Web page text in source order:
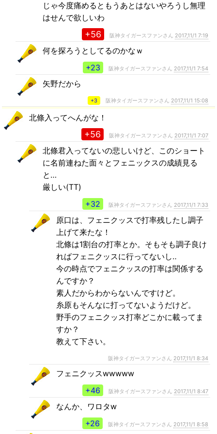
じゃ今度痛めるともうあとはないやろうし無理
はせんで欲しいわ
+56 阪神タイガースファンさん 2017,11/1 7:19
何を探ろうとしてるのかなｗ
+23
阪神タイガースファンさん 2017,11/1 7:54
矢野だから
+3 阪神タイガースファンさん 2017,11/1 15:08
北條入ってへんがな！
+56 阪神タイガースファンさん 2017,11/1 7:07
北條君入ってないの悲しいけど、このショート
に名前連ねた面々とフェニックスの成績見る
と…
厳しい(TT)
+32
阪神タイガースファンさん 2017,11/1 7:33
原口は、フェニクッスで打率残したし調子
上げて来たな！
北條は1割台の打率とか。そもそも調子良け
ればフェニクッスに行ってないし‥
今の時点でフェニクッスの打率は関係する
んですか？
素人だからわからないんですけど。
糸原もそんなに打ってないようだけど。
野手のフェニクッス打率どこかに載ってま
すか？
教えて下さい。
阪神タイガースファンさん 2017,11/1 8:34
フェニクッスwwwww
+46
阪神タイガースファンさん 2017,11/1 8:47
なんか、ワロタw
+26
阪神タイガースファンさん 2017,11/1 8:58